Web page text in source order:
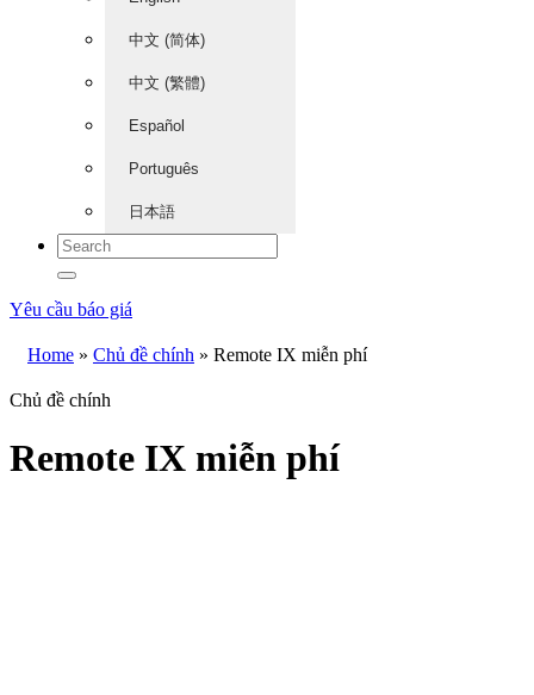
中文 (简体)
中文 (繁體)
Español
Português
日本語
Yêu cầu báo giá
Home » Chủ đề chính » Remote IX miễn phí
Chủ đề chính
Remote IX miễn phí